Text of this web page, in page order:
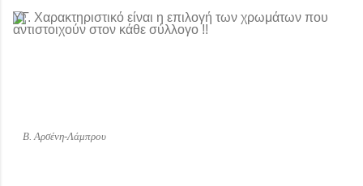
ΥΓ. Χαρακτηριστικό είναι η επιλογή των χρωμάτων που
αντιστοιχούν στον κάθε σύλλογο !!
Β. Αρσένη-Λάμπρου